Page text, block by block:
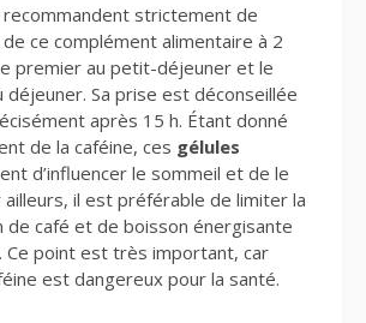
strictement de
ce complément alimentaire à 2
premier au petit-déjeuner et le
déjeuner. Sa prise est déconseillée
après 15 h. Étant donné
de la caféine, ces gélules
d’influencer le sommeil et de le
il est préférable de limiter la
de café et de boisson énergisante
Ce point est très important, car
est dangereux pour la santé.